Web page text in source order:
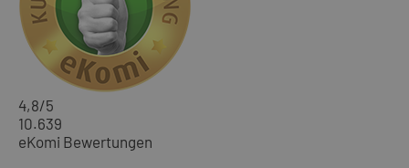
4,8/5
10.639
eKomi Bewertungen